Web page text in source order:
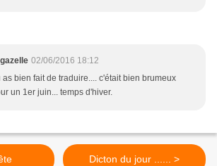
gazelle 02/06/2016 18:12
as bien fait de traduire.... c'était bien brumeux
un 1er juin... temps d'hiver.
Dicton du jour ...... >